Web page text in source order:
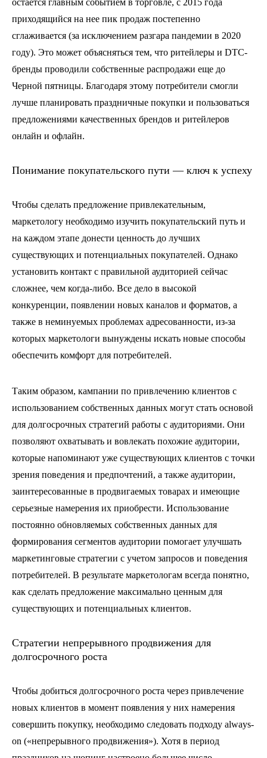
остается главным событием в торговле, с 2015 года
приходящийся на нее пик продаж постепенно
сглаживается (за исключением разгара пандемии в 2020
году). Это может объясняться тем, что ритейлеры и DTC-
бренды проводили собственные распродажи еще до
Черной пятницы. Благодаря этому потребители смогли
лучше планировать праздничные покупки и пользоваться
предложениями качественных брендов и ритейлеров
онлайн и офлайн.
Понимание покупательского пути — ключ к успеху
Чтобы сделать предложение привлекательным,
маркетологу необходимо изучить покупательский путь и
на каждом этапе донести ценность до лучших
существующих и потенциальных покупателей. Однако
установить контакт с правильной аудиторией сейчас
сложнее, чем когда-либо. Все дело в высокой
конкуренции, появлении новых каналов и форматов, а
также в неминуемых проблемах адресованности, из-за
которых маркетологи вынуждены искать новые способы
обеспечить комфорт для потребителей.
Таким образом, кампании по привлечению клиентов с
использованием собственных данных могут стать основой
для долгосрочных стратегий работы с аудиториями. Они
позволяют охватывать и вовлекать похожие аудитории,
которые напоминают уже существующих клиентов с точки
зрения поведения и предпочтений, а также аудитории,
заинтересованные в продвигаемых товарах и имеющие
серьезные намерения их приобрести. Использование
постоянно обновляемых собственных данных для
формирования сегментов аудитории помогает улучшать
маркетинговые стратегии с учетом запросов и поведения
потребителей. В результате маркетологам всегда понятно,
как сделать предложение максимально ценным для
существующих и потенциальных клиентов.
Стратегии непрерывного продвижения для
долгосрочного роста
Чтобы добиться долгосрочного роста через привлечение
новых клиентов в момент появления у них намерения
совершить покупку, необходимо следовать подходу always-
on («непрерывного продвижения»). Хотя в период